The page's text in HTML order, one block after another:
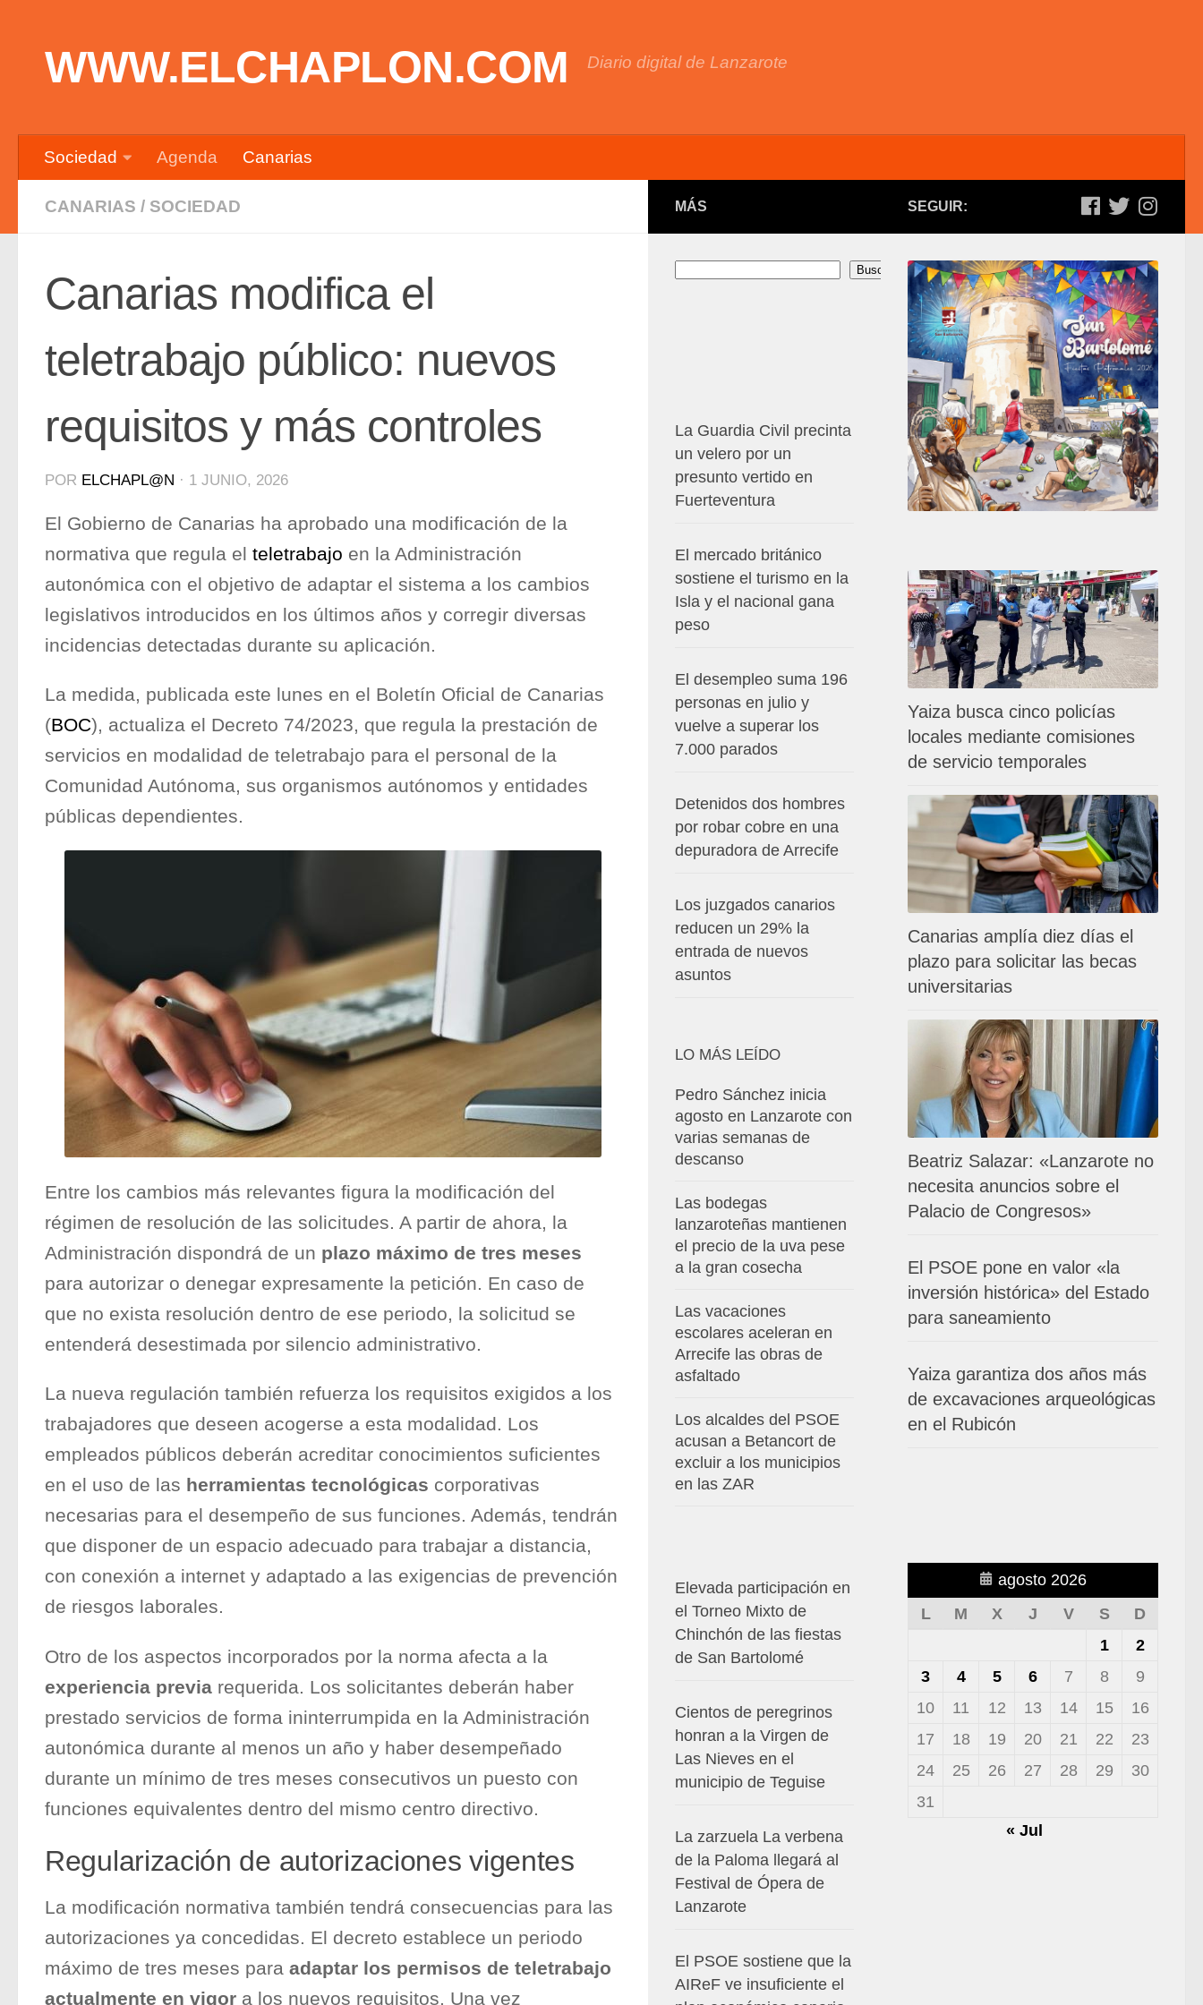
WWW.ELCHAPLON.COM Diario digital de Lanzarote
Sociedad Agenda Canarias
CANARIAS / SOCIEDAD
Canarias modifica el
teletrabajo público: nuevos
requisitos y más controles
POR ELCHAPL@N · 1 JUNIO, 2026
El Gobierno de Canarias ha aprobado una modificación de la
normativa que regula el teletrabajo en la Administración
autonómica con el objetivo de adaptar el sistema a los cambios
legislativos introducidos en los últimos años y corregir diversas
incidencias detectadas durante su aplicación.
La medida, publicada este lunes en el Boletín Oficial de Canarias
(BOC), actualiza el Decreto 74/2023, que regula la prestación de
servicios en modalidad de teletrabajo para el personal de la
Comunidad Autónoma, sus organismos autónomos y entidades
públicas dependientes.
Entre los cambios más relevantes figura la modificación del
régimen de resolución de las solicitudes. A partir de ahora, la
Administración dispondrá de un plazo máximo de tres meses
para autorizar o denegar expresamente la petición. En caso de
que no exista resolución dentro de ese periodo, la solicitud se
entenderá desestimada por silencio administrativo.
La nueva regulación también refuerza los requisitos exigidos a los
trabajadores que deseen acogerse a esta modalidad. Los
empleados públicos deberán acreditar conocimientos suficientes
en el uso de las herramientas tecnológicas corporativas
necesarias para el desempeño de sus funciones. Además, tendrán
que disponer de un espacio adecuado para trabajar a distancia,
con conexión a internet y adaptado a las exigencias de prevención
de riesgos laborales.
Otro de los aspectos incorporados por la norma afecta a la
experiencia previa requerida. Los solicitantes deberán haber
prestado servicios de forma ininterrumpida en la Administración
autonómica durante al menos un año y haber desempeñado
durante un mínimo de tres meses consecutivos un puesto con
funciones equivalentes dentro del mismo centro directivo.
Regularización de autorizaciones vigentes
La modificación normativa también tendrá consecuencias para las
autorizaciones ya concedidas. El decreto establece un periodo
máximo de tres meses para adaptar los permisos de teletrabajo
actualmente en vigor a los nuevos requisitos. Una vez
SEGUIR:
Yaiza busca cinco policías
locales mediante comisiones
de servicio temporales
Canarias amplía diez días el
plazo para solicitar las becas
universitarias
Beatriz Salazar: «Lanzarote no
necesita anuncios sobre el
Palacio de Congresos»
El PSOE pone en valor «la
inversión histórica» del Estado
para saneamiento
Yaiza garantiza dos años más
de excavaciones arqueológicas
en el Rubicón
agosto 2026
L
M X J V S
D
1
2
3
4 5 6 7 8
9
10
11 12 13 14 15
16
17
18 19 20 21 22
23
24
25 26 27 28 29
30
31
« Jul
MÁS
Buscar
La Guardia Civil precinta
un velero por un
presunto vertido en
Fuerteventura
El mercado británico
sostiene el turismo en la
Isla y el nacional gana
peso
El desempleo suma 196
personas en julio y
vuelve a superar los
7.000 parados
Detenidos dos hombres
por robar cobre en una
depuradora de Arrecife
Los juzgados canarios
reducen un 29% la
entrada de nuevos
asuntos
LO MÁS LEÍDO
Pedro Sánchez inicia
agosto en Lanzarote con
varias semanas de
descanso
Las bodegas
lanzaroteñas mantienen
el precio de la uva pese
a la gran cosecha
Las vacaciones
escolares aceleran en
Arrecife las obras de
asfaltado
Los alcaldes del PSOE
acusan a Betancort de
excluir a los municipios
en las ZAR
Elevada participación en
el Torneo Mixto de
Chinchón de las fiestas
de San Bartolomé
Cientos de peregrinos
honran a la Virgen de
Las Nieves en el
municipio de Teguise
La zarzuela La verbena
de la Paloma llegará al
Festival de Ópera de
Lanzarote
El PSOE sostiene que la
AIReF ve insuficiente el